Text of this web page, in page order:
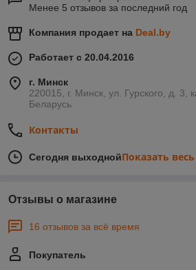
Менее 5 отзывов за последний год
Компания продает на Deal.by
Работает с 20.04.2016
г. Минск
220015, г. Минск, ул. Гурского, д. 3,
Беларусь
Контакты
Сегодня выходнойПоказать
Отзывы о магазине
16 отзывов за всё время
Покупатель